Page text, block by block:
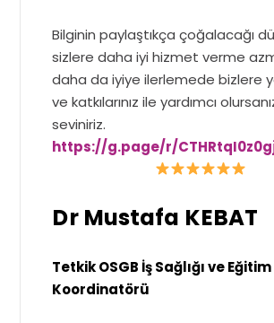
Bilginin paylaştıkça çoğalacağı
sizlere daha iyi hizmet verme
daha da iyiye ilerlemede bizlere
ve katkılarınız ile yardımcı
seviniriz.
https://g.page/r/
Dr Mustafa KEBAT
Tetkik OSGB İş Sağlığı ve Eğitim
Koordinatörü